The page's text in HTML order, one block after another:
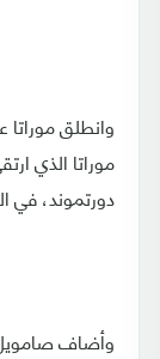
وانطلق
موراتا الذي
دورتموند، في
وأضاف صامويل